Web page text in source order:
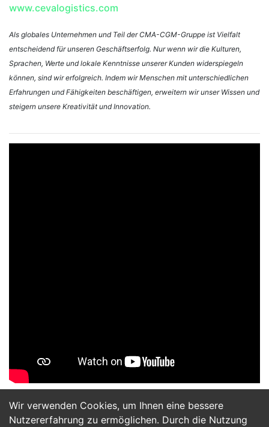
Wir verwenden Cookies, um Ihnen eine bessere
Nutzererfahrung zu ermöglichen. Durch die Nutzung
www.cevalogistics.com
Als globales Unternehmen und Teil der CMA-CGM-Gruppe ist Vielfalt
entscheidend für unseren Geschäftserfolg. Nur wenn wir die Kulturen,
Sprachen, Werte und lokale Kenntnisse unserer Kunden widerspiegeln
können, sind wir erfolgreich. Indem wir Menschen mit unterschiedlichen
Erfahrungen und Fähigkeiten beschäftigen, erweitern wir unser Wissen und
steigern unsere Kreativität und Innovation.
Jetzt Bewerben